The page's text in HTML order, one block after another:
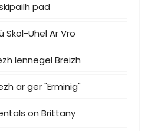
pad
Skol-Uhel Ar Vro
lennegel Breizh
ar ger "Erminig"
on Brittany